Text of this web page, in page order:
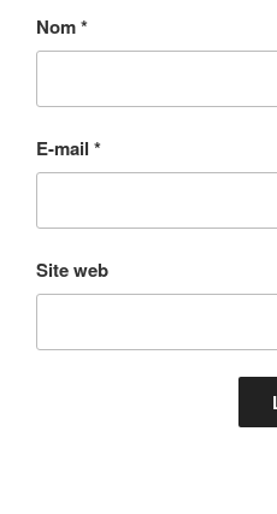
Nom*
E-mail *
Site web